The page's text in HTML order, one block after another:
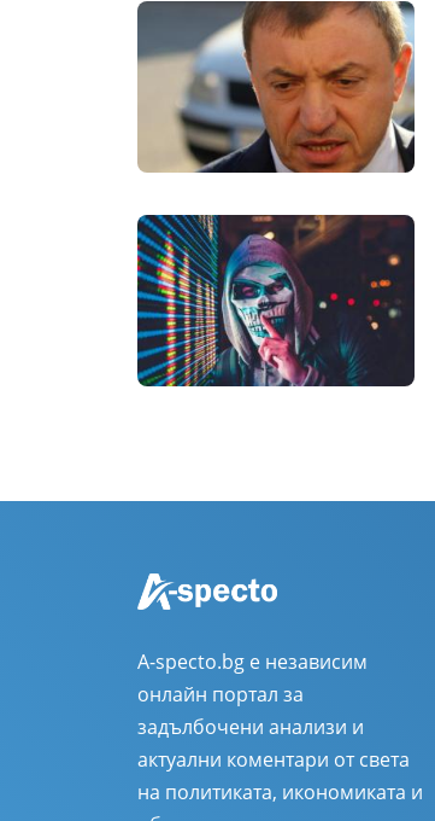
A-specto.bg е независим
онлайн портал за
задълбочени анализи и
актуални коментари от света
на политиката, икономиката и